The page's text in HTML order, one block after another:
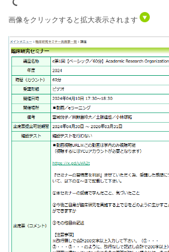
画像をクリックすると拡大表示されます